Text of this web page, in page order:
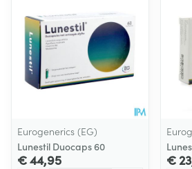
Eurogenerics (EG)
Lunestil Duocaps 60
€ 44,95 €